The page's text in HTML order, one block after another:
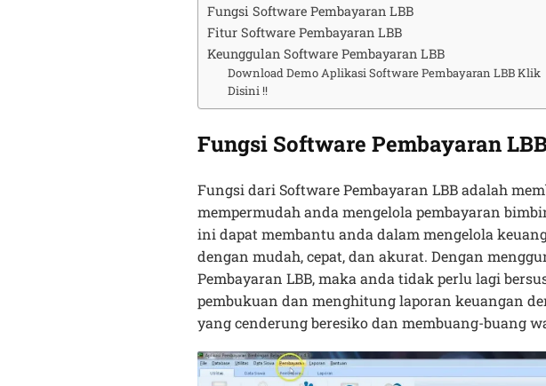
Fungsi Software Pembayaran LBB
Fitur Software Pembayaran LBB
Keunggulan Software Pembayaran LBB
Download Demo Aplikasi Software Pembayaran LBB Klik
Disini !!
Fungsi Software Pembayaran
Fungsi dari Software Pembayaran LBB adalah
mempermudah anda mengelola pembayaran
ini dapat membantu anda dalam mengelola
dengan mudah, cepat, dan akurat. Dengan
Pembayaran LBB, maka anda tidak perlu lagi
pembukuan dan menghitung laporan keuangan
yang cenderung beresiko dan membuang-buang